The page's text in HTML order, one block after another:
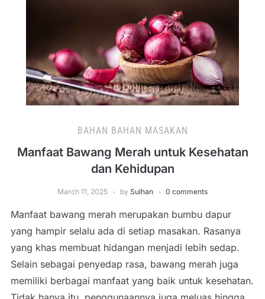
BAHAN BAHAN MASAKAN
Manfaat Bawang Merah untuk Kesehatan
dan Kehidupan
March 11, 2025 by Sulhan 0 comments
Manfaat bawang merah merupakan bumbu dapur
yang hampir selalu ada di setiap masakan. Rasanya
yang khas membuat hidangan menjadi lebih sedap.
Selain sebagai penyedap rasa, bawang merah juga
memiliki berbagai manfaat yang baik untuk kesehatan.